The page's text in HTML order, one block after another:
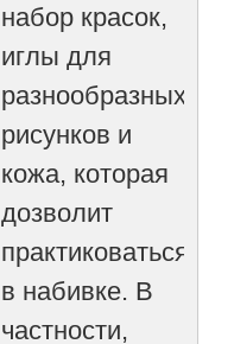
набор красок,
иглы для
разнообразных
рисунков и
кожа, которая
дозволит
практиковаться
в набивке. В
частности,